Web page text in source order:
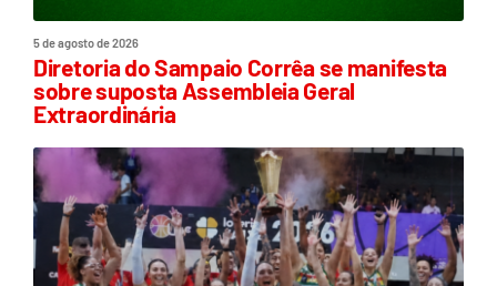
5 de agosto de 2026
Diretoria do Sampaio Corrêa se manifesta
sobre suposta Assembleia Geral
Extraordinária